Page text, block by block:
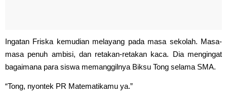
Ingatan Friska kemudian melayang pada masa sekolah. Masa-
masa penuh ambisi, dan retakan-retakan kaca. Dia mengingat
bagaimana para siswa memanggilnya Biksu Tong selama SMA.
“Tong, nyontek PR Matematikamu ya.”